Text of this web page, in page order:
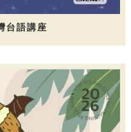
台語講座